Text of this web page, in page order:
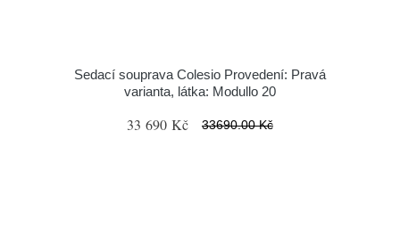
Sedací souprava Colesio Provedení: Pravá
varianta, látka: Modullo 20
33 690 Kč 33690.00 Kč